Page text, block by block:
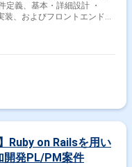
定義、基本・詳細設計 ・
装、およびフロントエンド改
Ruby on Railsを用い
開発PL/PM案件